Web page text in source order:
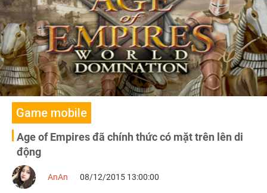
Game mobile
Age of Empires đã chính thức có mặt trên lên di
động
AnAn 08/12/2015 13:00:00